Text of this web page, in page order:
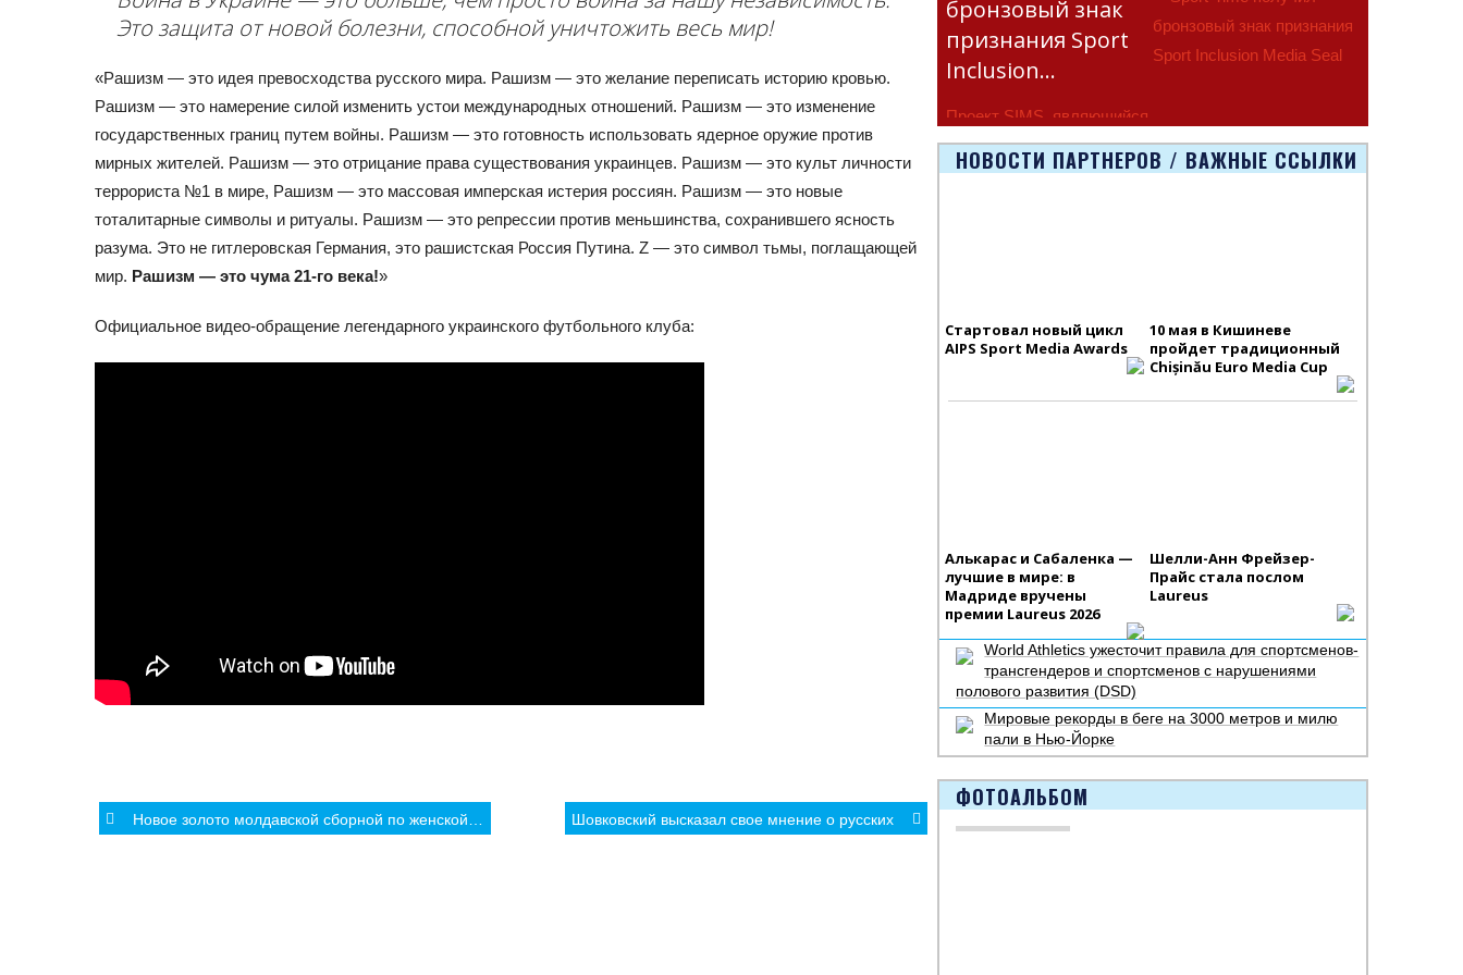
Это защита от новой болезни, способной уничтожить весь мир!
«Рашизм — это идея превосходства русского мира. Рашизм — это желание переписать историю кровью.
Рашизм — это намерение силой изменить устои международных отношений. Рашизм — это изменение
государственных границ путем войны. Рашизм — это готовность использовать ядерное оружие против
мирных жителей. Рашизм — это отрицание права существования украинцев. Рашизм — это культ личности
террориста №1 в мире, Рашизм — это массовая имперская истерия россиян. Рашизм — это новые
тоталитарные символы и ритуалы. Рашизм — это репрессии против меньшинства, сохранившего ясность
разума. Это не гитлеровская Германия, это рашистская Россия Путина. Z — это символ тьмы, поглащающей
мир. Рашизм — это чума 21-го века!»
Официальное видео-обращение легендарного украинского футбольного клуба:
PostНовое золото молдавской сборной по женской борьбе! Шовковский высказал свое мнение о русских
бронзовый знак
признания Sport
Inclusion…
Проект SIMS, являющийся
частью программы
Erasmus+ Европейско
НОВОСТИ ПАРТНЕРОВ / ВАЖНЫЕ ССЫЛКИ
Стартовал новый цикл
AIPS Sport Media Awards
10 мая в Кишиневе
пройдет традиционный
Chișinău Euro Media Cup
Алькарас и Сабаленка —
лучшие в мире: в
Мадриде вручены
премии Laureus 2026
Шелли-Анн Фрейзер-
Прайс стала послом
Laureus
World Athletics ужесточит правила для спортсменов-
трансгендеров и спортсменов с нарушениями
полового развития (DSD)
Мировые рекорды в беге на 3000 метров и милю
пали в Нью-Йорке
ФОТОАЛЬБОМ